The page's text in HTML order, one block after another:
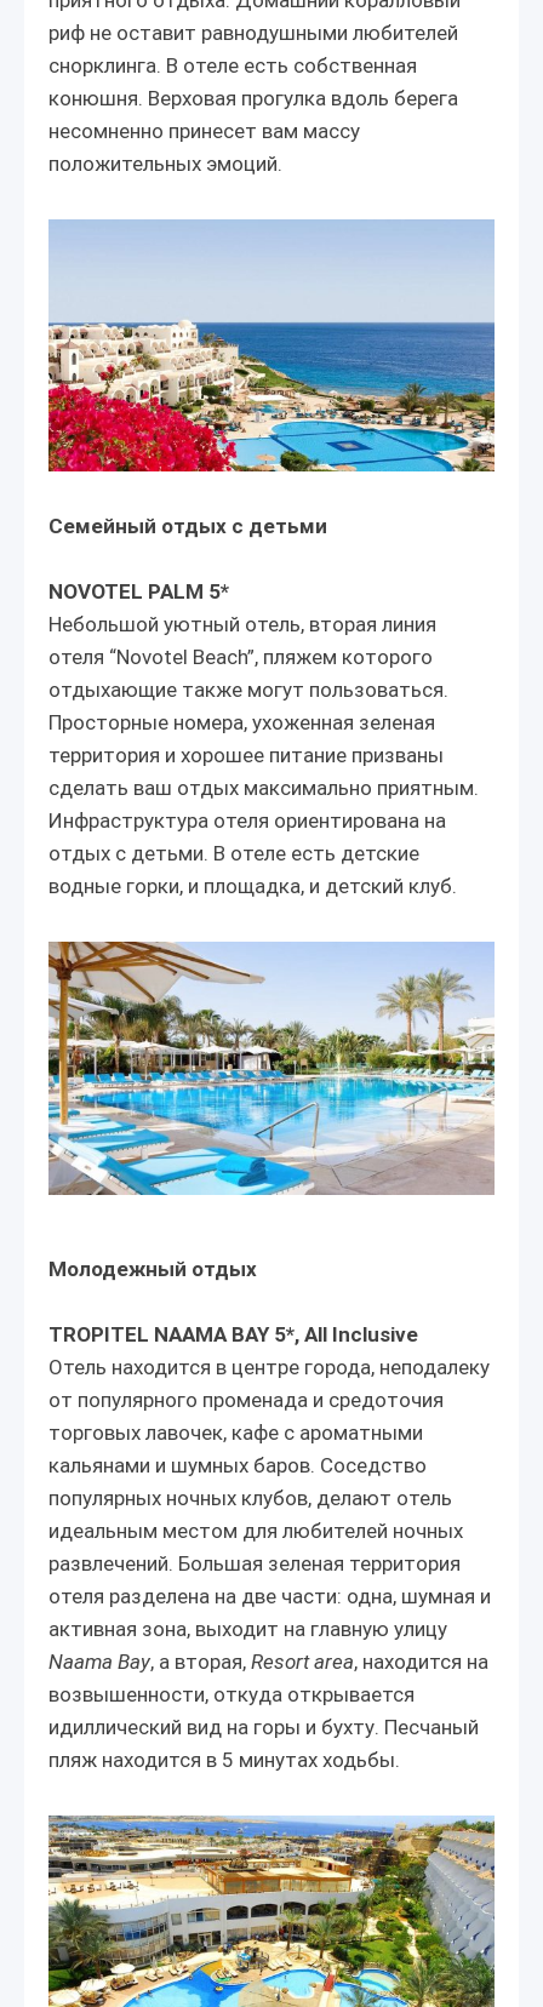
риф не оставит равнодушными любителей
снорклинга. В отеле есть собственная
конюшня. Верховая прогулка вдоль берега
несомненно принесет вам массу
положительных эмоций.
Семейный отдых с детьми
NOVOTEL PALM 5*
Небольшой уютный отель, вторая линия
отеля “Novotel Beach”, пляжем которого
отдыхающие также могут пользоваться.
Просторные номера, ухоженная зеленая
территория и хорошее питание призваны
сделать ваш отдых максимально приятным.
Инфраструктура отеля ориентирована на
отдых с детьми. В отеле есть детские
водные горки, и площадка, и детский клуб.
Молодежный отдых
TROPITEL NAAMA BAY 5*, All Inclusive
Отель находится в центре города, неподалеку
от популярного променада и средоточия
торговых лавочек, кафе с ароматными
кальянами и шумных баров. Соседство
популярных ночных клубов, делают отель
идеальным местом для любителей ночных
развлечений. Большая зеленая территория
отеля разделена на две части: одна, шумная и
активная зона, выходит на главную улицу
Naama Bay, а вторая, Resort area, находится на
возвышенности, откуда открывается
идиллический вид на горы и бухту. Песчаный
пляж находится в 5 минутах ходьбы.